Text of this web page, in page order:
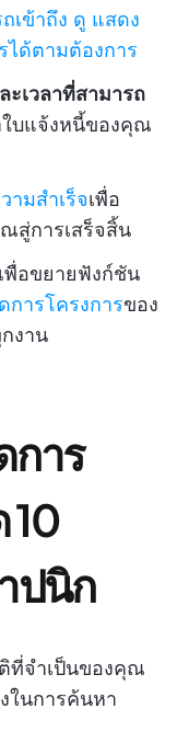
เข้าถึง ดู แสดง
ได้ตามต้องการ
เวลาที่สามารถ
ใบแจ้งหนี้ของคุณ
ามสำเร็จเพื่อ
สู่การเสร็จสิ้น
เพื่อขยายฟังก์ชัน
การโครงการของ
งาน
าร
10
ปนิก
ที่จำเป็นของคุณ
ในการค้นหา